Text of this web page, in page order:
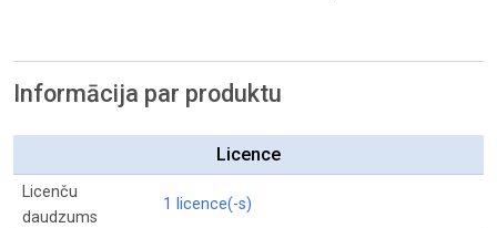
Informācija par produktu
Licence
Licenču
daudzums
1 licence(-s)